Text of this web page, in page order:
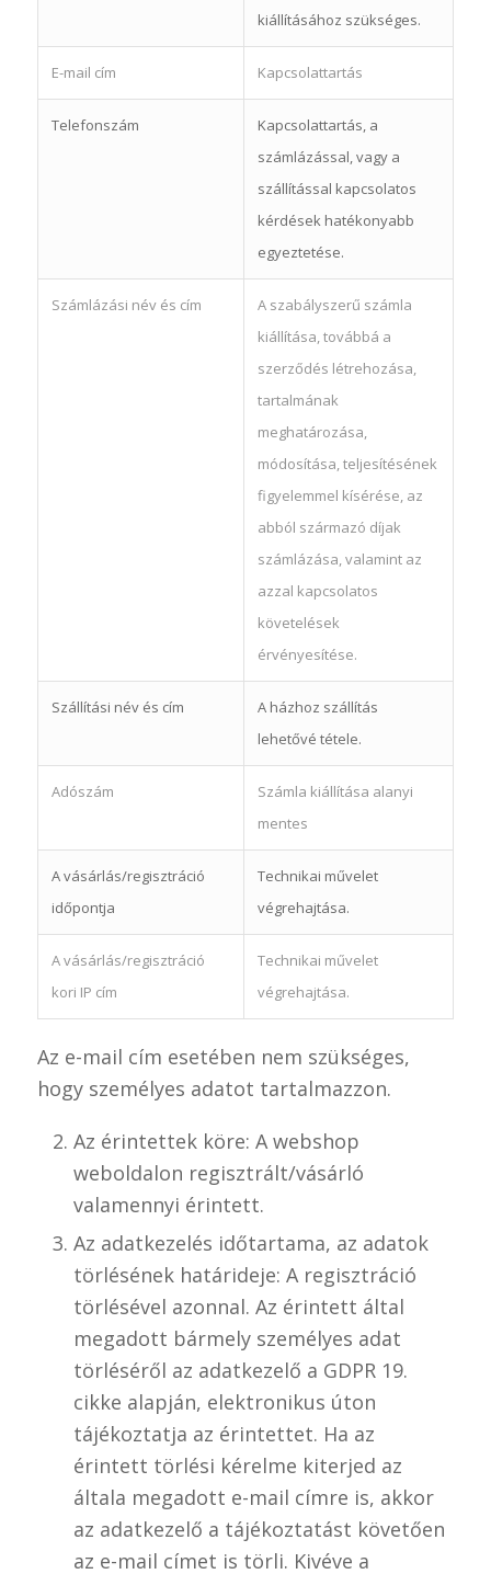
kiállításához szükséges.
E-mail cím Kapcsolattartás
Telefonszám
Kapcsolattartás, a
számlázással, vagy a
szállítással kapcsolatos
kérdések hatékonyabb
egyeztetése.
Számlázási név és cím
A szabályszerű számla
kiállítása, továbbá a
szerződés létrehozása,
tartalmának
meghatározása,
módosítása, teljesítésének
figyelemmel kísérése, az
abból származó díjak
számlázása, valamint az
azzal kapcsolatos
követelések
érvényesítése.
Szállítási név és cím
A házhoz szállítás
lehetővé tétele.
Adószám
Számla kiállítása alanyi
mentes
A vásárlás/regisztráció
időpontja
Technikai művelet
végrehajtása.
A vásárlás/regisztráció
kori IP cím
Technikai művelet
végrehajtása.
Az e-mail cím esetében nem szükséges,
hogy személyes adatot tartalmazzon.
Az érintettek köre: A webshop
weboldalon regisztrált/vásárló
valamennyi érintett.
Az adatkezelés időtartama, az adatok
törlésének határideje: A regisztráció
törlésével azonnal. Az érintett által
megadott bármely személyes adat
törléséről az adatkezelő a GDPR 19.
cikke alapján, elektronikus úton
tájékoztatja az érintettet. Ha az
érintett törlési kérelme kiterjed az
általa megadott e-mail címre is, akkor
az adatkezelő a tájékoztatást követően
az e-mail címet is törli. Kivéve a